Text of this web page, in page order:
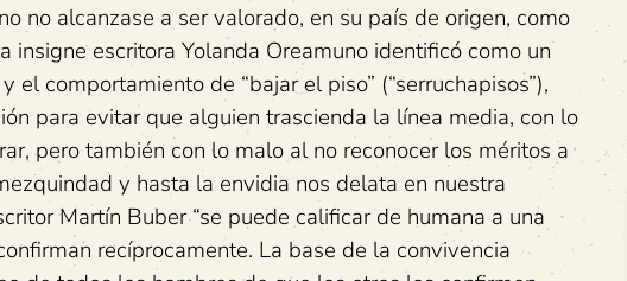
no alcanzase a ser valorado, en su país de origen, como
escritora Yolanda Oreamuno identificó como un
comportamiento de “bajar el piso” (“serruchapisos”),
para evitar que alguien trascienda la línea media, con lo
pero también con lo malo al no reconocer los méritos a
y hasta la envidia nos delata en nuestra
Martín Buber “se puede calificar de humana a una
recíprocamente. La base de la convivencia